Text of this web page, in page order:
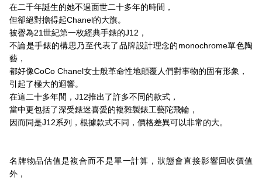
在二千年誕生的她不過面世二十多年的時間，
但卻絕對擔得起Chanel的大旗。
被譽為21世紀第一枚經典手錶的J12，
不論是手錶的構思乃至代表了品牌設計理念的monochrome單色陶
藝，
都好像CoCo Chanel女士般革命性地顛覆人們對事物的固有形象，
引起了極大的迴響。
在這二十多年間，J12推出了許多不同的款式，
當中更包括了深受錶迷喜愛的複雜製錶工藝陀飛輪，
因而同是J12系列，根據款式不同，價格差異可以非常的大。
名牌物品估值是複合而不是單一計算，狀態會直接影響回收價值
外，